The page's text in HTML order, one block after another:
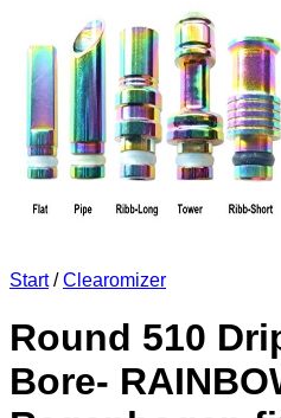
Start / Clearomizer
Round 510
Bore-